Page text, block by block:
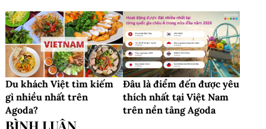
Du khách Việt tìm kiếm
gì nhiều nhất trên
Agoda?
Đâu là điểm đến được yêu
thích nhất tại Việt Nam
trên nền tảng Agoda